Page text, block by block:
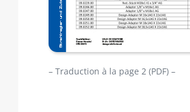
– Traduction à la page 2 (PDF) –